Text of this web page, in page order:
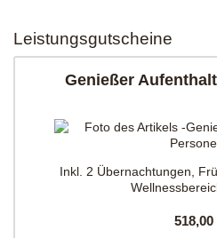
Leistungsgutscheine
Genießer
Inkl. 2 Übernachtungen,
518,00